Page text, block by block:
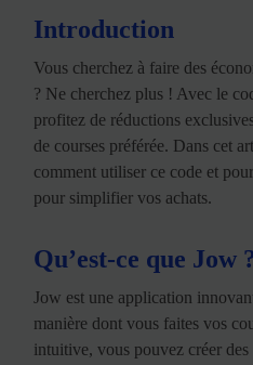
Introduction
Vous cherchez à faire des
? Ne cherchez plus ! Avec le
profitez de réductions
de courses préférée. Dans cet
comment utiliser ce code et
pour simplifier vos achats.
Qu’est-ce que Jow
Jow est une application
manière dont vous faites vos
intuitive, vous pouvez créer des